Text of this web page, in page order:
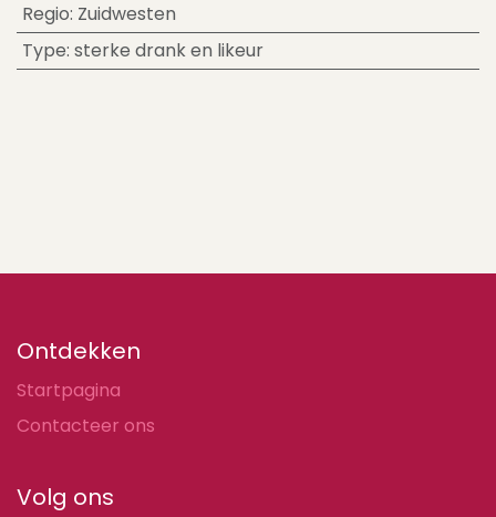
Regio: Zuidwesten
Type: sterke drank en likeur
Ontdekken
Startpagina
Contacteer ons
Volg ons